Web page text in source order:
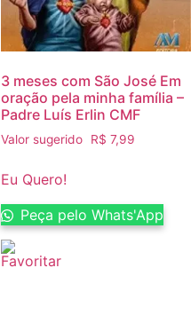
3 meses com São José Em
oração pela minha família –
Padre Luís Erlin CMF
Valor sugerido R$ 7,99
Eu Quero!
Peça pelo Whats'App